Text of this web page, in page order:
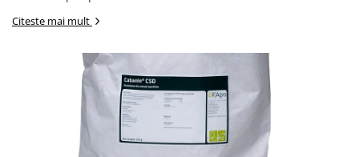
Citeste mai mult